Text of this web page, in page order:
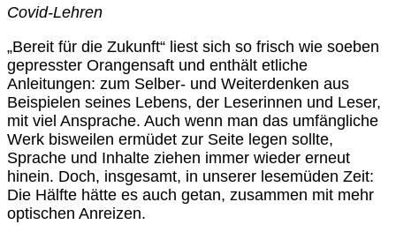
Covid-Lehren
„Bereit für die Zukunft“ liest sich so frisch wie soeben
gepresster Orangensaft und enthält etliche
Anleitungen: zum Selber- und Weiterdenken aus
Beispielen seines Lebens, der Leserinnen und Leser,
mit viel Ansprache. Auch wenn man das umfängliche
Werk bisweilen ermüdet zur Seite legen sollte,
Sprache und Inhalte ziehen immer wieder erneut
hinein. Doch, insgesamt, in unserer lesemüden Zeit:
Die Hälfte hätte es auch getan, zusammen mit mehr
optischen Anreizen.